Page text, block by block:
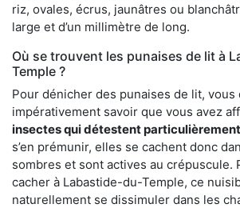
riz, ovales, écrus, jaunâtres ou
large et d’un millimètre de long.
Où se trouvent les punaises de lit à
Temple ?
Pour dénicher des punaises de lit, vous
impérativement savoir que vous avez
insectes qui détestent
s’en prémunir, elles se cachent donc
sombres et sont actives au crépuscule.
cacher à Labastide-du-Temple, ce
naturellement se dissimuler dans les